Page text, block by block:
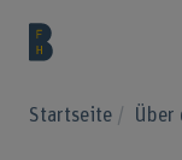
Startseite Über